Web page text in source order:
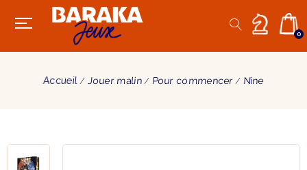
0
Accueil Jouer malin Pour commencer Nine